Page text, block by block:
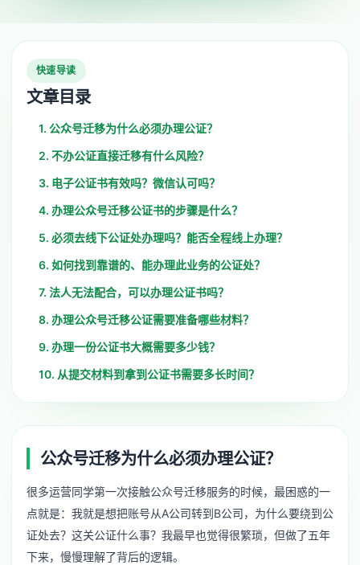
快速导读
文章目录
1. 公众号迁移为什么必须办理公证？
2. 不办公证直接迁移有什么风险？
3. 电子公证书有效吗？微信认可吗？
4. 办理公众号迁移公证书的步骤是什么？
5. 必须去线下公证处办理吗？能否全程线上办理？
6. 如何找到靠谱的、能办理此业务的公证处？
7. 法人无法配合，可以办理公证书吗？
8. 办理公众号迁移公证需要准备哪些材料？
9. 办理一份公证书大概需要多少钱？
10. 从提交材料到拿到公证书需要多长时间？
公众号迁移为什么必须办理公证？
很多运营同学第一次接触公众号迁移服务的时候，最困惑的一
点就是：我就是想把账号从A公司转到B公司，为什么要绕到公
证处去？这关公证什么事？我最早也觉得很繁琐，但做了五年
下来，慢慢理解了背后的逻辑。